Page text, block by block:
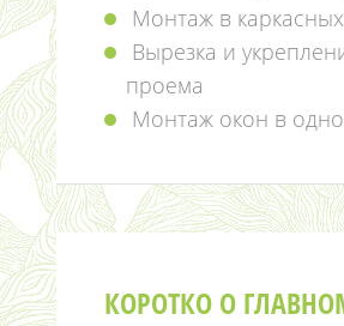
Монтаж в
Вырезка и
проема
Монтаж окон в одно
КОРОТКО О